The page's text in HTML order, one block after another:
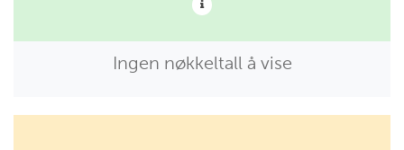
Ingen nøkkeltall å vise